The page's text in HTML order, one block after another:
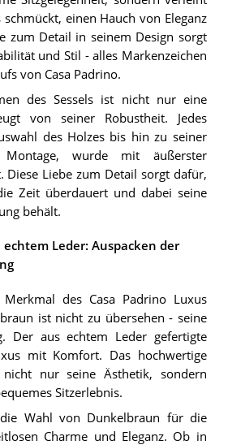
einen Hauch von Eleganz
zum Detail in seinem Design sorgt
und Stil - alles Markenzeichen
von Casa Padrino.
des Sessels ist nicht nur eine
von seiner Robustheit. Jedes
des Holzes bis hin zu seiner
Montage, wurde mit äußerster
Diese Liebe zum Detail sorgt dafür,
Zeit überdauert und dabei seine
behält.
Leder: Auspacken der
Merkmal des Casa Padrino Luxus
ist nicht zu übersehen - seine
Der aus echtem Leder gefertigte
mit Komfort. Das hochwertige
nicht nur seine Ästhetik, sondern
Sitzerlebnis.
Wahl von Dunkelbraun für die
Charme und Eleganz. Ob in